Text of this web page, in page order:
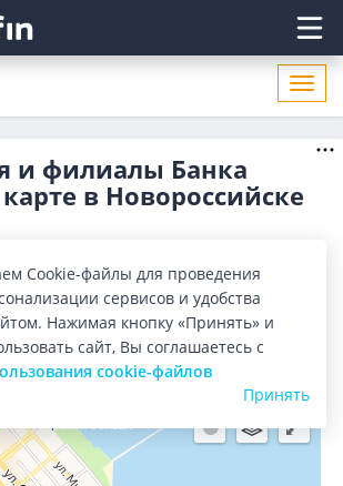
и филиалы Банка
в Новороссийске
Cookie-файлы для проведения
сервисов и удобства
Нажимая кнопку «Принять» и
сайт, Вы соглашаетесь с
cookie-файлов
Принять